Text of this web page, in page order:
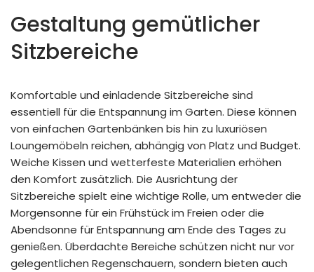
Gestaltung gemütlicher
Sitzbereiche
Komfortable und einladende Sitzbereiche sind
essentiell für die Entspannung im Garten. Diese können
von einfachen Gartenbänken bis hin zu luxuriösen
Loungemöbeln reichen, abhängig von Platz und Budget.
Weiche Kissen und wetterfeste Materialien erhöhen
den Komfort zusätzlich. Die Ausrichtung der
Sitzbereiche spielt eine wichtige Rolle, um entweder die
Morgensonne für ein Frühstück im Freien oder die
Abendsonne für Entspannung am Ende des Tages zu
genießen. Überdachte Bereiche schützen nicht nur vor
gelegentlichen Regenschauern, sondern bieten auch